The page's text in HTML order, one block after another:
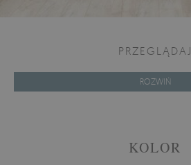
PRZEGLĄDAJ
ROZWIŃ
KOLOR